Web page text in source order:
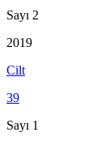
Sayı 2
2019
Cilt
39
Sayı 1